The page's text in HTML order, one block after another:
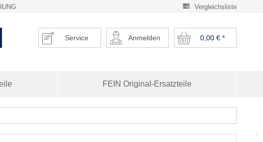
Vergleichsliste
0,00 €*
Anmelden
Service
FEIN Original-Ersatzteile